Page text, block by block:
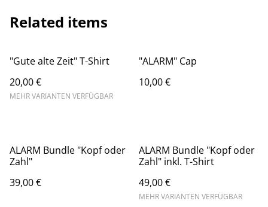
Related items
"Gute alte Zeit" T-Shirt
20,00 €
MEHR VARIANTEN VERFÜGBAR
"ALARM" Cap
10,00 €
ALARM Bundle "Kopf oder
Zahl"
39,00 €
ALARM Bundle "Kopf oder
Zahl" inkl. T-Shirt
49,00 €
MEHR VARIANTEN VERFÜGBAR